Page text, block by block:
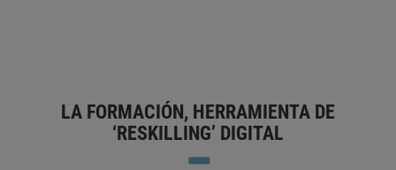
LA FORMACIÓN, HERRAMIENTA DE
‘RESKILLING’ DIGITAL